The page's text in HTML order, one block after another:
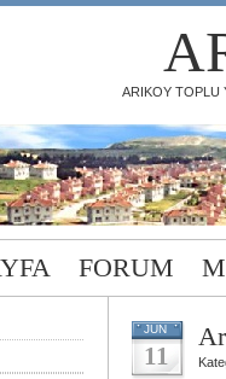
ARIKOY TOPLU
FORUM
JUN
11